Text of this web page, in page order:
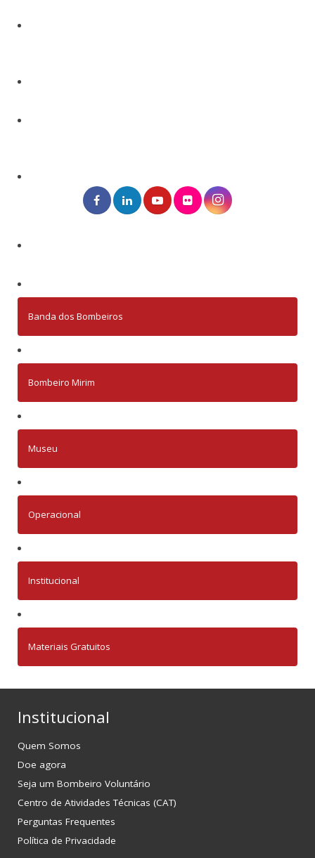
Banda dos Bombeiros
Bombeiro Mirim
Museu
Operacional
Institucional
Materiais Gratuitos
Institucional
Quem Somos
Doe agora
Seja um Bombeiro Voluntário
Centro de Atividades Técnicas (CAT)
Perguntas Frequentes
Política de Privacidade